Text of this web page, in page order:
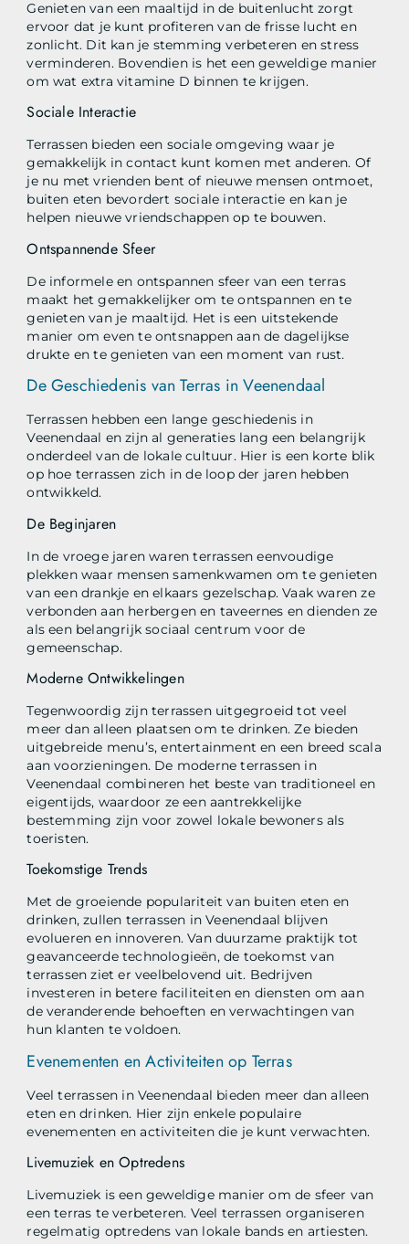
Genieten van een maaltijd in de buitenlucht zorgt
ervoor dat je kunt profiteren van de frisse lucht en
zonlicht. Dit kan je stemming verbeteren en stress
verminderen. Bovendien is het een geweldige manier
om wat extra vitamine D binnen te krijgen.
Sociale Interactie
Terrassen bieden een sociale omgeving waar je
gemakkelijk in contact kunt komen met anderen. Of
je nu met vrienden bent of nieuwe mensen ontmoet,
buiten eten bevordert sociale interactie en kan je
helpen nieuwe vriendschappen op te bouwen.
Ontspannende Sfeer
De informele en ontspannen sfeer van een terras
maakt het gemakkelijker om te ontspannen en te
genieten van je maaltijd. Het is een uitstekende
manier om even te ontsnappen aan de dagelijkse
drukte en te genieten van een moment van rust.
De Geschiedenis van Terras in Veenendaal
Terrassen hebben een lange geschiedenis in
Veenendaal en zijn al generaties lang een belangrijk
onderdeel van de lokale cultuur. Hier is een korte blik
op hoe terrassen zich in de loop der jaren hebben
ontwikkeld.
De Beginjaren
In de vroege jaren waren terrassen eenvoudige
plekken waar mensen samenkwamen om te genieten
van een drankje en elkaars gezelschap. Vaak waren ze
verbonden aan herbergen en taveernes en dienden ze
als een belangrijk sociaal centrum voor de
gemeenschap.
Moderne Ontwikkelingen
Tegenwoordig zijn terrassen uitgegroeid tot veel
meer dan alleen plaatsen om te drinken. Ze bieden
uitgebreide menu’s, entertainment en een breed scala
aan voorzieningen. De moderne terrassen in
Veenendaal combineren het beste van traditioneel en
eigentijds, waardoor ze een aantrekkelijke
bestemming zijn voor zowel lokale bewoners als
toeristen.
Toekomstige Trends
Met de groeiende populariteit van buiten eten en
drinken, zullen terrassen in Veenendaal blijven
evolueren en innoveren. Van duurzame praktijk tot
geavanceerde technologieën, de toekomst van
terrassen ziet er veelbelovend uit. Bedrijven
investeren in betere faciliteiten en diensten om aan
de veranderende behoeften en verwachtingen van
hun klanten te voldoen.
Evenementen en Activiteiten op Terras
Veel terrassen in Veenendaal bieden meer dan alleen
eten en drinken. Hier zijn enkele populaire
evenementen en activiteiten die je kunt verwachten.
Livemuziek en Optredens
Livemuziek is een geweldige manier om de sfeer van
een terras te verbeteren. Veel terrassen organiseren
regelmatig optredens van lokale bands en artiesten.